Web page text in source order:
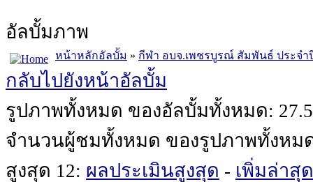
อัลบั้มภาพ
หน้าหลักอัลบั้ม » กีฬา อบจ.เพชรบูรณ์ สัมพันธ์ ประจำ
กลับไปยังหน้าอัลบั้ม
รูปภาพทั้งหมด ของอัลบั้มทั้งหมด:
จำนวนผู้ชมทั้งหมด ของรูปภาพทั้งหม
สูงสุด 12: ผลประเมินสูงสุด - เพิ่มล่าสุด